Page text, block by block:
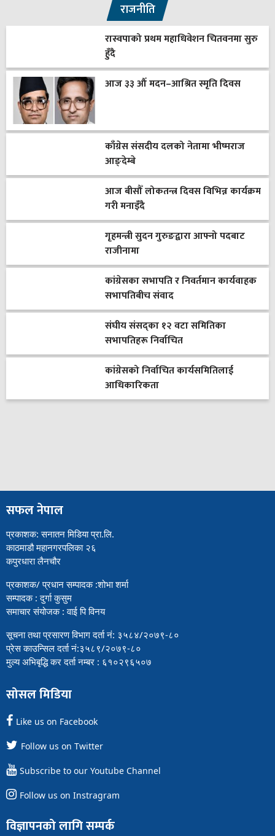
राजनीति
रास्वपाको प्रथम महाधिवेशन चितवनमा सुरु
हुँदै
आज ३३ औँ मदन–आश्रित स्मृति दिवस
काँग्रेस संसदीय दलको नेतामा भीष्मराज
आङ्देम्बे
आज बीसौँ लोकतन्त्र दिवस विभिन्न कार्यक्रम
गरी मनाइँदै
गृहमन्त्री सुदन गुरुङद्वारा आफ्नो पदबाट
राजीनामा
कांग्रेसका सभापति र निवर्तमान कार्यवाहक
सभापतिबीच संवाद
संघीय संसद्का १२ वटा समितिका
सभापतिहरू निर्वाचित
कांग्रेसको निर्वाचित कार्यसमितिलाई
आधिकारिकता
सफल नेपाल
प्रकाशक: सनातन मिडिया प्रा.लि.
काठमाडौ महानगरपलिका २६
कपुरधारा लैनचौर
प्रकाशक/ प्रधान सम्पादक :शोभा शर्मा
सम्पादक : दुर्गा कुसुम
समाचार संयोजक : वाई पि विनय
सूचना तथा प्रसारण विभाग दर्ता नं: ३५८४/२०७९-८०
प्रेस काउन्सिल दर्ता नं:३५८९/२०७९-८०
मुल्य अभिबृद्धि कर दर्ता नम्बर : ६१०२९६५०७
सोसल मिडिया
Like us on Facebook
Follow us on Twitter
Subscribe to our Youtube Channel
Follow us on Instragram
विज्ञापनको लागि सम्पर्क